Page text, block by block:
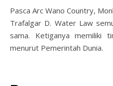
Pasca Arc Wano Country,
Trafalgar D. Water Law
sama. Ketiganya memiliki
menurut Pemerintah Dunia.